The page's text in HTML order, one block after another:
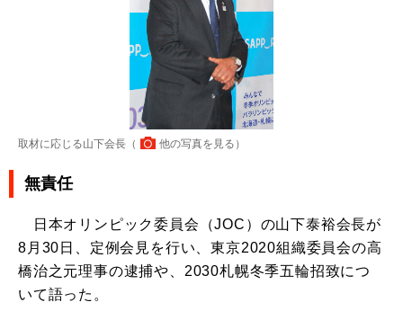
取材に応じる山下会長（ 他の写真を見る ）
無責任
日本オリンピック委員会（JOC）の山下泰裕会長が
8月30日、定例会見を行い、東京2020組織委員会の高
橋治之元理事の逮捕や、2030札幌冬季五輪招致につ
いて語った。